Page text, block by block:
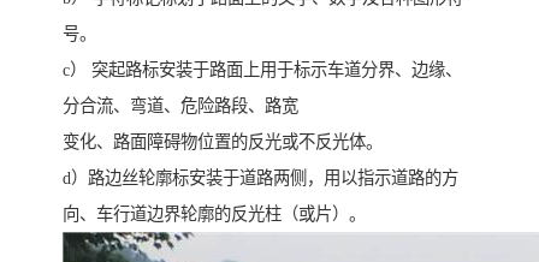
号。
c） 突起路标安装于路面上用于标示车道分界、边缘、
分合流、弯道、危险路段、路宽
变化、路面障碍物位置的反光或不反光体。
d）路边丝轮廓标安装于道路两侧，用以指示道路的方
向、车行道边界轮廓的反光柱（或片）。